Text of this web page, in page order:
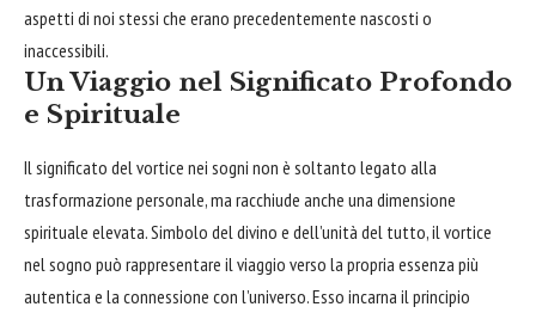
aspetti di noi stessi che erano precedentemente nascosti o
inaccessibili.
Un Viaggio nel Significato Profondo
e Spirituale
Il significato del vortice nei sogni non è soltanto legato alla
trasformazione personale, ma racchiude anche una dimensione
spirituale elevata. Simbolo del divino e dell’unità del tutto, il vortice
nel sogno può rappresentare il viaggio verso la propria essenza più
autentica e la connessione con l’universo. Esso incarna il principio